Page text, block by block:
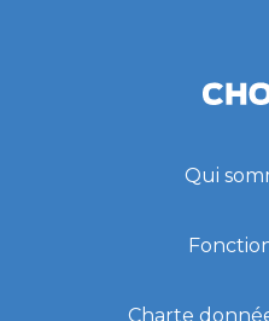
Qui
Charte